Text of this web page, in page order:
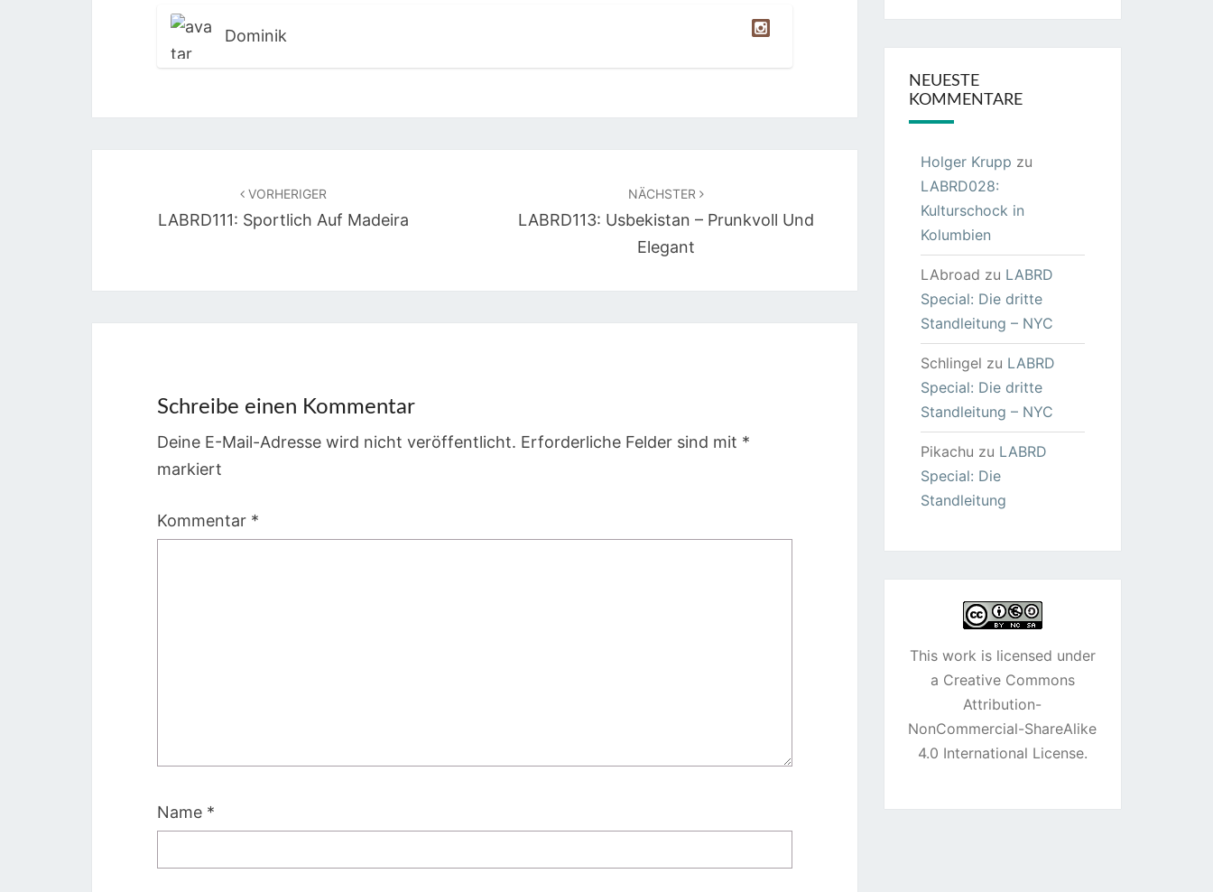
Dominik
VORHERIGER
LABRD111: Sportlich Auf Madeira
NÄCHSTER
LABRD113: Usbekistan – Prunkvoll Und
Elegant
Schreibe einen Kommentar
Deine E-Mail-Adresse wird nicht veröffentlicht. Erforderliche Felder sind mit *
markiert
Kommentar *
Name *
NEUESTE
KOMMENTARE
Holger Krupp zu
LABRD028:
Kulturschock in
Kolumbien
LAbroad zu LABRD
Special: Die dritte
Standleitung – NYC
Schlingel zu LABRD
Special: Die dritte
Standleitung – NYC
Pikachu zu LABRD
Special: Die
Standleitung
This work is licensed under
a Creative Commons
Attribution-
NonCommercial-ShareAlike
4.0 International License.